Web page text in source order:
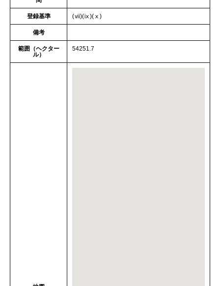
登録基準 (ⅶ)(ⅸ)(ⅹ)
備考
範囲（ヘクター
ル）
54251.7